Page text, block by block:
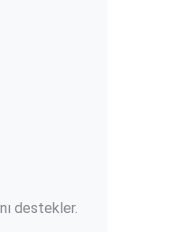
destekler.